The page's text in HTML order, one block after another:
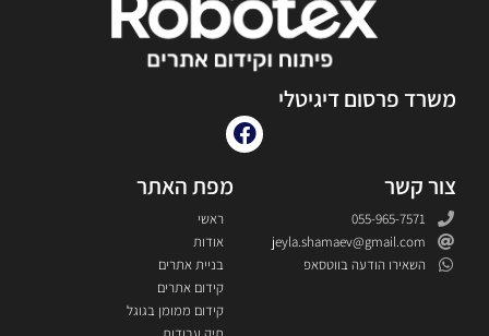
משרד פרסום דיגיטלי
צור קשר
055-965-7571
jeyla.shamaev@gmail.com
השאירו הודעה בווטסאפ
מפת האתר
ראשי
אודות
בניית אתרים
קידום אתרים
קידום ממומן בגוגל